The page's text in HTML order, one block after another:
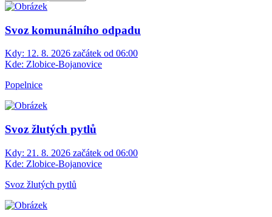
Svoz komunálního odpadu
Kdy: 12. 8. 2026 začátek od 06:00
Kde: Zlobice-Bojanovice
Popelnice
Svoz žlutých pytlů
Kdy: 21. 8. 2026 začátek od 06:00
Kde: Zlobice-Bojanovice
Svoz žlutých pytlů